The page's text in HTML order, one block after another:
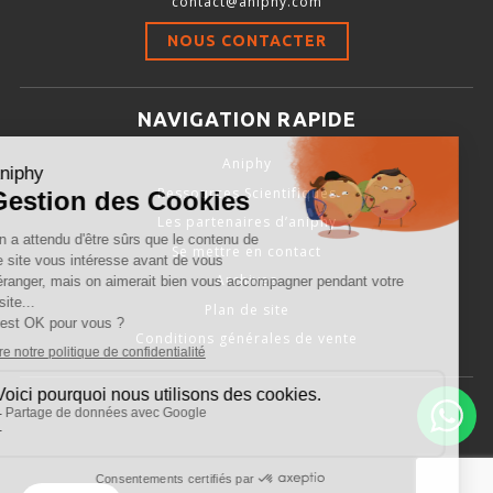
Stimulation-évaluation Thermique
ACTIVITÉ LOCOMOTRICE ET EXPLORATOIRE
COORDINATION ET SENSORI-MOTEUR
INTERACTION SOCIALE
RYTHMES CIRCADIENS
DÉVELOPPEMENTS À FAÇON
PORTIQUES & STATIONS D’ANÉSTHÉSIE
ASPIRATEURS ET CARTOUCHES CHARBON ACTIF
ÉVAPORATEURS
NOUS CONTACTER
NAVIGATION RAPIDE
Aniphy
Ressources Scientifiques
Les partenaires d’aniphy
Se mettre en contact
Archives
Plan de site
Conditions générales de vente